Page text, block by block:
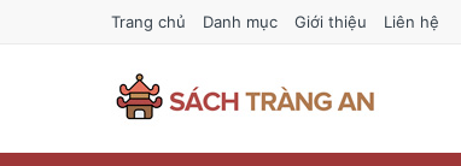
Trang chủ Danh mục Giới thiệu Liên hệ